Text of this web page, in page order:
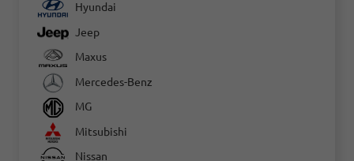
Hyundai
Jeep
Maxus
Mercedes-Benz
MG
Mitsubishi
Nissan